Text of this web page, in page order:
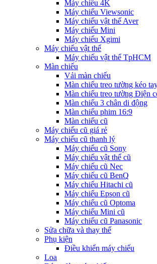
Máy chiếu 4K
Máy chiếu Viewsonic
Máy chiếu vật thể Aver
Máy chiếu Mini
Máy chiếu Xgimi
Máy chiếu vật thể
Máy chiếu vật thể TpHCM
Màn chiếu
Vải màn chiếu
Màn chiếu treo tường kéo
Màn chiếu treo tường Điện
Màn chiếu 3 chân di động
Màn chiếu phim 16:9
Màn chiếu cũ
Máy chiếu cũ giá rẻ
Máy chiếu cũ thanh lý
Máy chiếu cũ Sony
Máy chiếu vật thể cũ
Máy chiếu cũ Nec
Máy chiếu cũ BenQ
Máy chiếu Hitachi cũ
Máy chiếu Epson cũ
Máy chiếu cũ Optoma
Máy chiếu Mini cũ
Máy chiếu cũ Panasonic
Sửa chữa và thay thế
Phụ kiện
Điều khiển máy chiếu
Loa